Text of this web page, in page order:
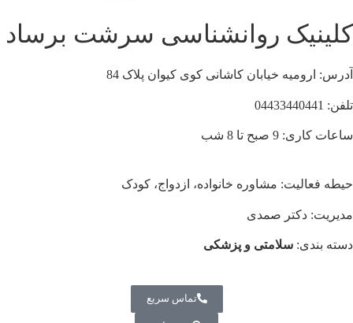
کلینیک روانشناسی سرشت برساد
آدرس: ارومیه خیابان کاشانی کوی کیوان پلاک 84
تلفن: 04433440441
ساعات کاری: 9 صبح تا 8 شب
حیطه فعالیت: مشاوره خانواده، ازدواج، کودک
مدیریت: دکتر صمدی
دسته بندی: سلامتی و پزشکی
تماس سریع